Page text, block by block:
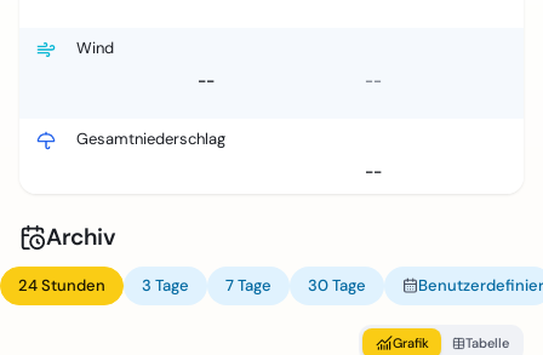
Wind
--
--
Gesamtniederschlag
--
Archiv
24 Stunden 3 Tage 7 Tage 30 Tage
Grafik Tabelle